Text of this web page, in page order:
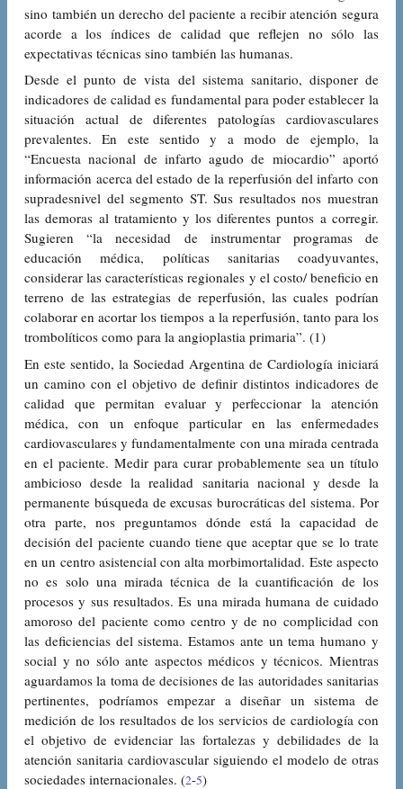
sino también un derecho del paciente a recibir atención segura
acorde a los índices de calidad que reflejen no sólo las
expectativas técnicas sino también las humanas.
Desde el punto de vista del sistema sanitario, disponer de
indicadores de calidad es fundamental para poder establecer la
situación actual de diferentes patologías cardiovasculares
prevalentes. En este sentido y a modo de ejemplo, la
“Encuesta nacional de infarto agudo de miocardio” aportó
información acerca del estado de la reperfusión del infarto con
supradesnivel del segmento ST. Sus resultados nos muestran
las demoras al tratamiento y los diferentes puntos a corregir.
Sugieren “la necesidad de instrumentar programas de
educación médica, políticas sanitarias coadyuvantes,
considerar las características regionales y el costo/ beneficio en
terreno de las estrategias de reperfusión, las cuales podrían
colaborar en acortar los tiempos a la reperfusión, tanto para los
trombolíticos como para la angioplastia primaria”. (1)
En este sentido, la Sociedad Argentina de Cardiología iniciará
un camino con el objetivo de definir distintos indicadores de
calidad que permitan evaluar y perfeccionar la atención
médica, con un enfoque particular en las enfermedades
cardiovasculares y fundamentalmente con una mirada centrada
en el paciente. Medir para curar probablemente sea un título
ambicioso desde la realidad sanitaria nacional y desde la
permanente búsqueda de excusas burocráticas del sistema. Por
otra parte, nos preguntamos dónde está la capacidad de
decisión del paciente cuando tiene que aceptar que se lo trate
en un centro asistencial con alta morbimortalidad. Este aspecto
no es solo una mirada técnica de la cuantificación de los
procesos y sus resultados. Es una mirada humana de cuidado
amoroso del paciente como centro y de no complicidad con
las deficiencias del sistema. Estamos ante un tema humano y
social y no sólo ante aspectos médicos y técnicos. Mientras
aguardamos la toma de decisiones de las autoridades sanitarias
pertinentes, podríamos empezar a diseñar un sistema de
medición de los resultados de los servicios de cardiología con
el objetivo de evidenciar las fortalezas y debilidades de la
atención sanitaria cardiovascular siguiendo el modelo de otras
sociedades internacionales. (2-5)